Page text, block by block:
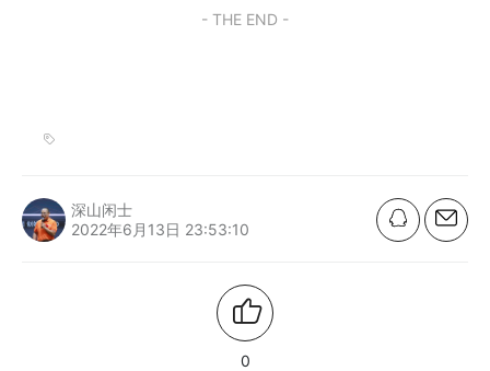
- THE END -
深山闲士
2022年6月13日 23:53:10
0